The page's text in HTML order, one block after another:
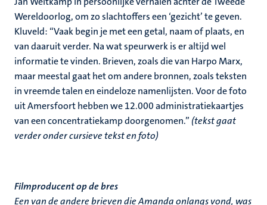
Wereldoorlog, om zo slachtoffers een ‘gezicht’ te geven.
Kluveld: ‘‘Vaak begin je met een getal, naam of plaats, en
van daaruit verder. Na wat speurwerk is er altijd wel
informatie te vinden. Brieven, zoals die van Harpo Marx,
maar meestal gaat het om andere bronnen, zoals teksten
in vreemde talen en eindeloze namenlijsten. Voor de foto
uit Amersfoort hebben we 12.000 administratiekaartjes
van een concentratiekamp doorgenomen.’’ (tekst gaat
verder onder cursieve tekst en foto)
Filmproducent op de bres
Een van de andere brieven die Amanda onlangs vond, was